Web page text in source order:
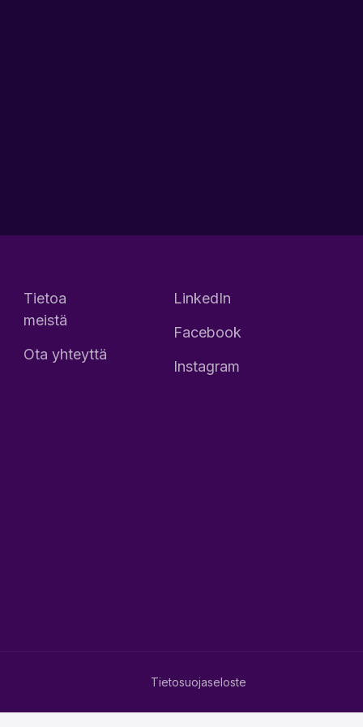
Tietoa
meistä
Ota yhteyttä
LinkedIn
Facebook
Instagram
Tietosuojaseloste